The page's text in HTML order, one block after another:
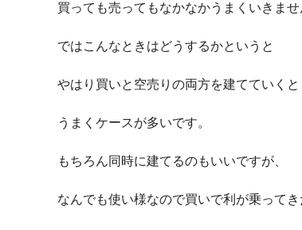
買っても売ってもなかなかうまくいきませ
ではこんなときはどうするかというと
やはり買いと空売りの両方を建てていくと
うまくケースが多いです。
もちろん同時に建てるのもいいですが、
なんでも使い様なので買いで利が乗ってき